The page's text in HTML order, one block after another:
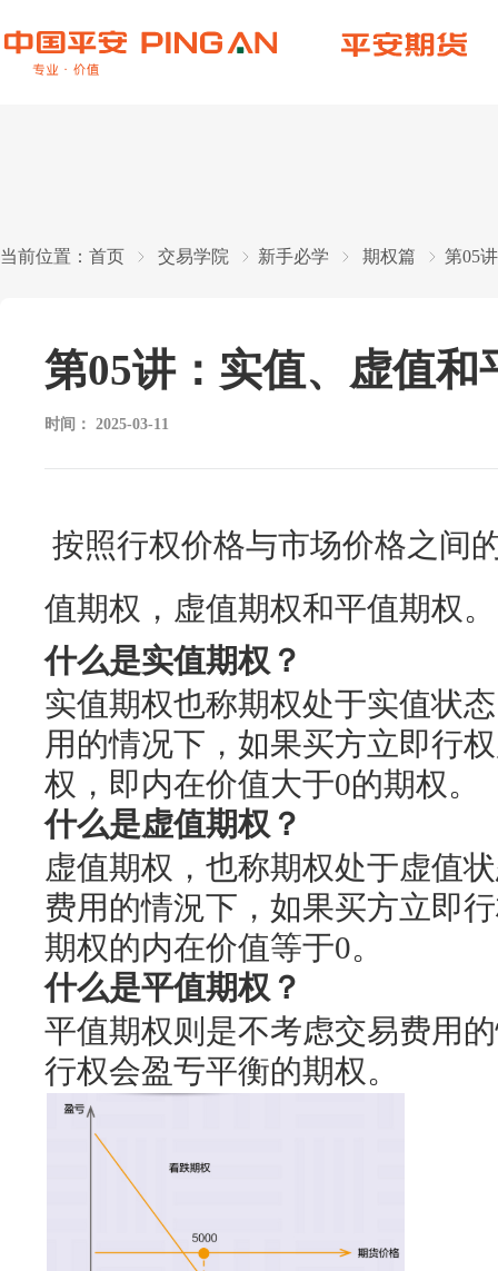
当前位置： 首页 交易学院 新手必学 期权篇 第05
第05讲：实值、虚值和
时间： 2025-03-11
按照行权价格与市场价格之间
值期权，虚值期权和平值期权。
什么是实值期权？
实值期权也称期权处于实值状
用的情况下，如果买方立即行
权，即内在价值大于0的期权。
什么是虚值期权？
虚值期权，也称期权处于虚值
费用的情況下，如果买方立即
期权的内在价值等于0。
什么是平值期权？
平值期权则是不考虑交易费用
行权会盈亐平衡的期权。